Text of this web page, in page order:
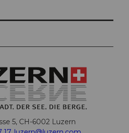
pour la nuit
5, CH-6002 Luzern